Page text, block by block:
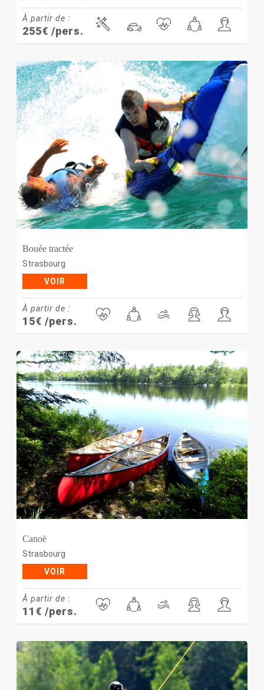
À partir de :
255€ /pers.
Bouée tractée
Strasbourg
VOIR
À partir de :
15€ /pers.
Canoë
Strasbourg
VOIR
À partir de :
11 € /pers.